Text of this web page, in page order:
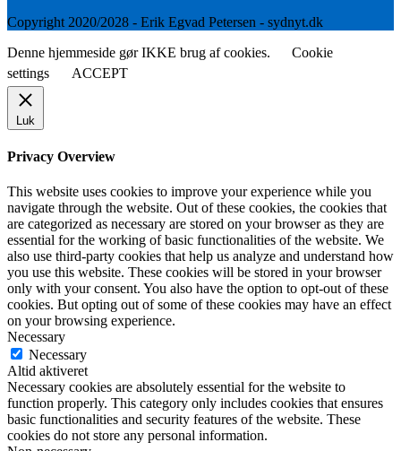
Copyright 2020/2028 - Erik Egvad Petersen - sydnyt.dk
Denne hjemmeside gør IKKE brug af cookies.
Cookie
settings
ACCEPT
Luk
Privacy Overview
This website uses cookies to improve your experience while you
navigate through the website. Out of these cookies, the cookies that
are categorized as necessary are stored on your browser as they are
essential for the working of basic functionalities of the website. We
also use third-party cookies that help us analyze and understand how
you use this website. These cookies will be stored in your browser
only with your consent. You also have the option to opt-out of these
cookies. But opting out of some of these cookies may have an effect
on your browsing experience.
Necessary
Necessary
Altid aktiveret
Necessary cookies are absolutely essential for the website to
function properly. This category only includes cookies that ensures
basic functionalities and security features of the website. These
cookies do not store any personal information.